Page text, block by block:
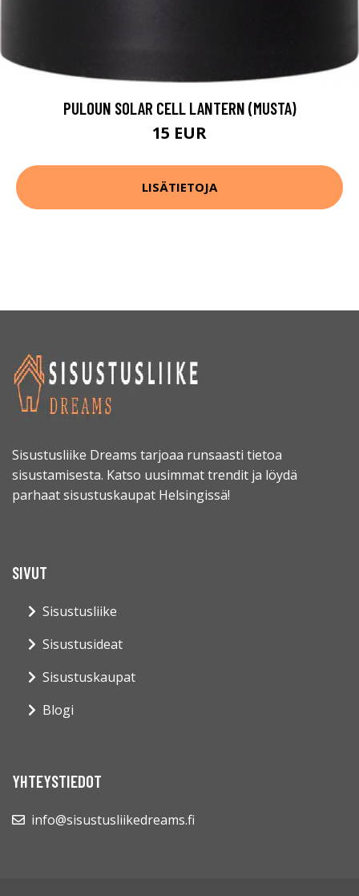
PULOUN SOLAR CELL LANTERN (MUSTA)
15 EUR
LISÄTIETOJA
Sisustusliike Dreams tarjoaa runsaasti tietoa
sisustamisesta. Katso uusimmat trendit ja löydä
parhaat sisustuskaupat Helsingissä!
SIVUT
Sisustusliike
Sisustusideat
Sisustuskaupat
Blogi
YHTEYSTIEDOT
info@sisustusliikedreams.fi